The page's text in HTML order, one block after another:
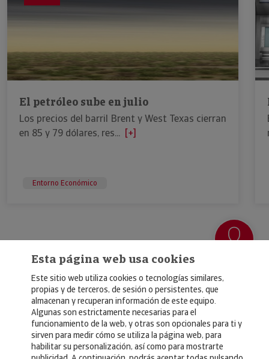
El petróleo sube en julio
Los precios del barril Brent y West Texas cierran
en 85 y 79 dólares, res... [+]
Entorno Económico
© Copyright 2026, Crédito y Caución
Aviso Legal
Esta página web usa cookies
Este sitio web utiliza cookies o tecnologías similares,
propias y de terceros, de sesión o persistentes, que
almacenan y recuperan información de este equipo.
Algunas son estrictamente necesarias para el
funcionamiento de la web, y otras son opcionales para ti y
sirven para medir cómo se utiliza la página web, para
habilitar su personalización, así como para mostrarte